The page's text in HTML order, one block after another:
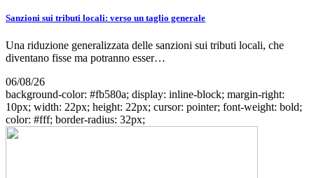
Sanzioni sui tributi locali: verso un taglio generale
Una riduzione generalizzata delle sanzioni sui tributi locali, che
diventano fisse ma potranno esser…
06/08/26
background-color: #fb580a; display: inline-block; margin-right:
10px; width: 22px; height: 22px; cursor: pointer; font-weight: bold;
color: #fff; border-radius: 32px;